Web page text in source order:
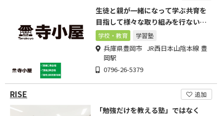
生徒と親が一緒になって学ぶ共育を
目指して様々な取り組みを行ないま
す学校・教育 学習塾
兵庫県豊岡市 JR西日本山陰本線 豊
岡駅
0796-26-5379
RISE 追加
「勉強だけを教える塾」ではなく